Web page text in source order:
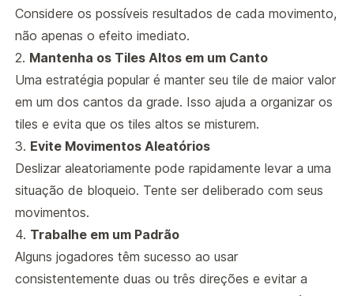
Considere os possíveis resultados de cada movimento,
não apenas o efeito imediato.
2. Mantenha os Tiles Altos em um Canto
Uma estratégia popular é manter seu tile de maior valor
em um dos cantos da grade. Isso ajuda a organizar os
tiles e evita que os tiles altos se misturem.
3. Evite Movimentos Aleatórios
Deslizar aleatoriamente pode rapidamente levar a uma
situação de bloqueio. Tente ser deliberado com seus
movimentos.
4. Trabalhe em um Padrão
Alguns jogadores têm sucesso ao usar
consistentemente duas ou três direções e evitar a